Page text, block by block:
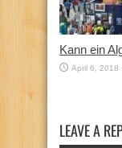
Kann ein
April 6, 2018
LEAVE A